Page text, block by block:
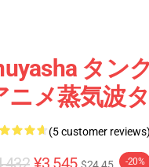
タン
ニメ蒸気波
(5 customer reviews)
¥3,545 -20%